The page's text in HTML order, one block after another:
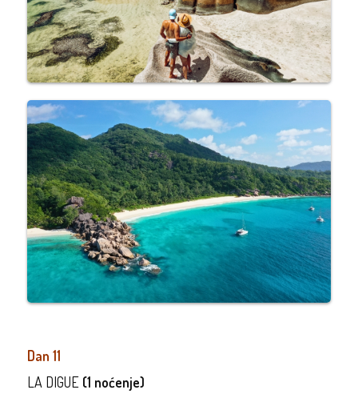
Dan 11
LA DIGUE (1 noćenje)